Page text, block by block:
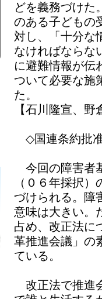
どを義務づけた
のある子どもの
対し、「十分な
なければならな
に避難情報が伝
ついて必要な施
【石川隆宣、野
◇国連条約批
今回の障害者
（０６年採択
づけられる。障
意味は大きい。
占め、改正法に
革推進会議」の
ている。
改正法で推進